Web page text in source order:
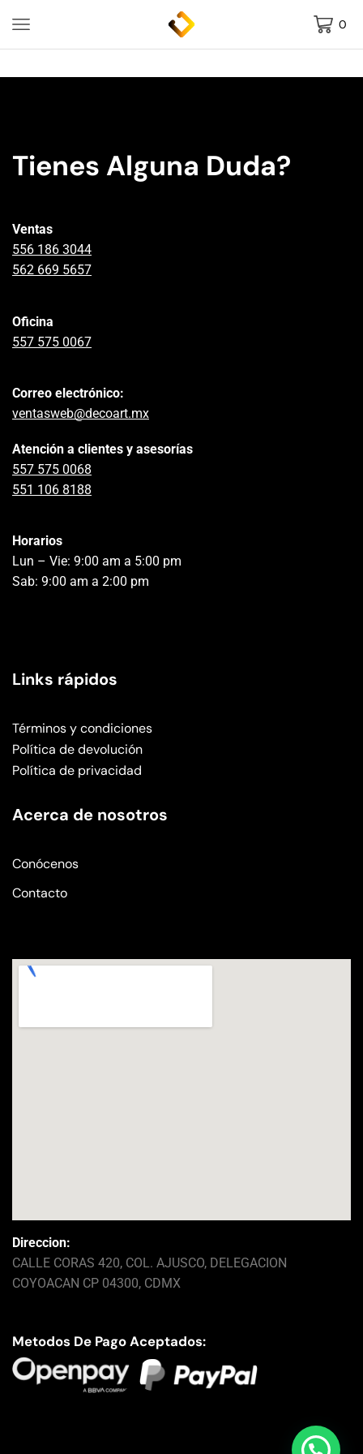
0
Tienes Alguna Duda?
Ventas
556 186 3044
562 669 5657
Oficina
557 575 0067
Correo electrónico:
ventasweb@decoart.mx
Atención a clientes y asesorías
557 575 0068
551 106 8188
Horarios
Lun – Vie: 9:00 am a 5:00 pm
Sab: 9:00 am a 2:00 pm
Links rápidos
Términos y condiciones
Política de devolución
Política de privacidad
Acerca de nosotros
Conócenos
Contacto
Direccion:
CALLE CORAS 420, COL. AJUSCO, DELEGACION
COYOACAN CP 04300, CDMX
Metodos De Pago Aceptados: